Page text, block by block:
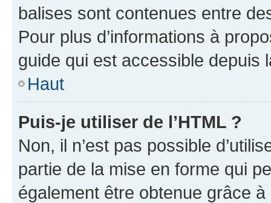
balises sont contenues entre
Pour plus d’informations à
guide qui est accessible depuis
Haut
Puis-je utiliser de l’HTML ?
Non, il n’est pas possible
partie de la mise en forme qui
également être obtenue grâce à